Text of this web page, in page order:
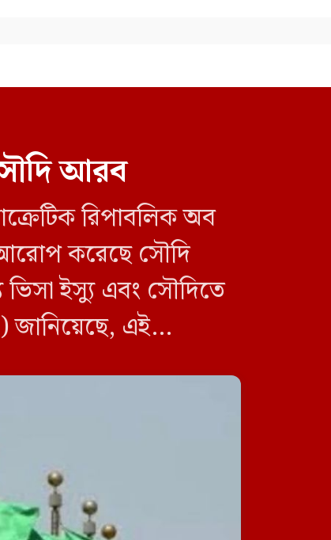
ভারতকে ভয় পেয়েই জুলাই জাদুঘর
সক্রিয়: প্রধানমন্ত্রী
আরব
রিপাবলিক অব
আরোপ করেছে সৌদি
ইস্যু এবং সৌদিতে
জানিয়েছে, এই